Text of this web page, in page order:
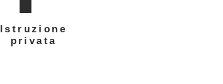
Istruzione
privata